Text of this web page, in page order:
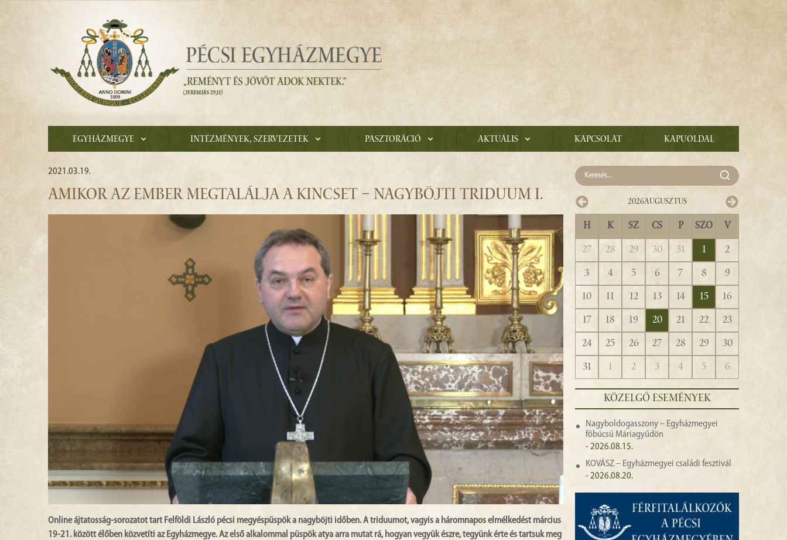
Egyházmegye Intézmények, szervezetek Pasztoráció Aktuális Kapcsolat Kapuoldal
2021.03.19.
AMIKOR AZ EMBER MEGTALÁLJA A KINCSET – NAGYBÖJTI TRIDUUM I.
Online ájtatosság-sorozatot tart Felföldi László pécsi megyéspüspök a nagyböjti időben. A triduumot, vagyis a háromnapos elmélkedést március
19-21. között élőben közvetíti az Egyházmegye. Az első alkalommal püspök atya arra mutat rá, hogyan vegyük észre, tegyünk érte és tartsuk meg
2026Augusztus
H K SZ CS P SZO V
27 28 29 30 31 1
2
3
4 5 6 7 8
9
10
11 12 13 14 15
16
17
18 19 20 21 22
23
24
25 26 27 28 29
30
31
1 2 3 4 5 6
KÖZELGŐ ESEMÉNYEK
Nagyboldogasszony – Egyházmegyei
főbúcsú Máriagyűdön
- 2026.08.15.
KOVÁSZ – Egyházmegyei családi fesztivál
- 2026.08.20.